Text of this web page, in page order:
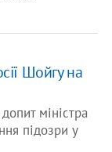
Шойгу на
міністра
підозри у